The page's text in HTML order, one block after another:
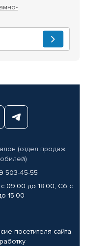
(отдел продаж
503-45-55
09.00 до 18.00, Сб с
15.00
посетителя сайта